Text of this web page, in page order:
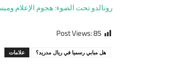
رونالدو تحت الضوء: هجوم الإعلام
Post Views:85
علامات هل مبابي رسميا في ريال مدريد؟